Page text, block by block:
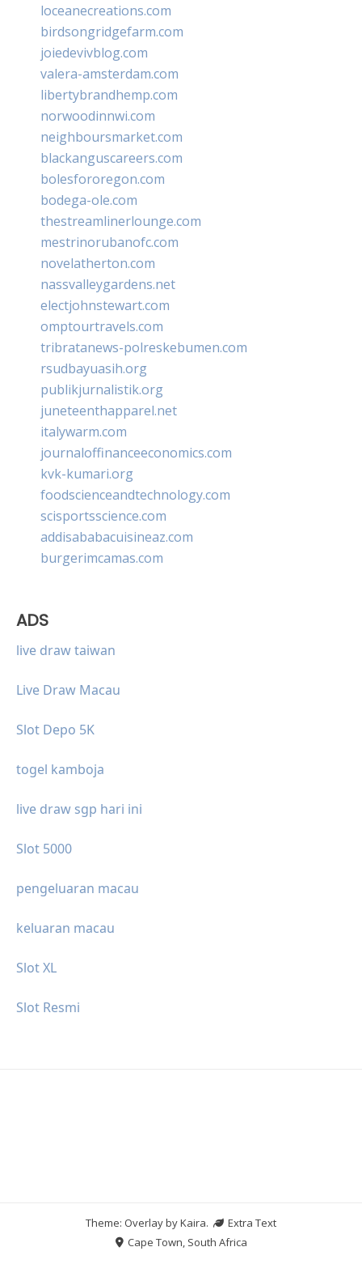
loceanecreations.com
birdsongridgefarm.com
joiedevivblog.com
valera-amsterdam.com
libertybrandhemp.com
norwoodinnwi.com
neighboursmarket.com
blackanguscareers.com
bolesfororegon.com
bodega-ole.com
thestreamlinerlounge.com
mestrinorubanofc.com
novelatherton.com
nassvalleygardens.net
electjohnstewart.com
omptourtravels.com
tribratanews-polreskebumen.com
rsudbayuasih.org
publikjurnalistik.org
juneteenthapparel.net
italywarm.com
journaloffinanceeconomics.com
kvk-kumari.org
foodscienceandtechnology.com
scisportsscience.com
addisababacuisineaz.com
burgerimcamas.com
ADS
live draw taiwan
Live Draw Macau
Slot Depo 5K
togel kamboja
live draw sgp hari ini
Slot 5000
pengeluaran macau
keluaran macau
Slot XL
Slot Resmi
Theme: Overlay byKaira.
Extra Text
Cape Town, South Africa